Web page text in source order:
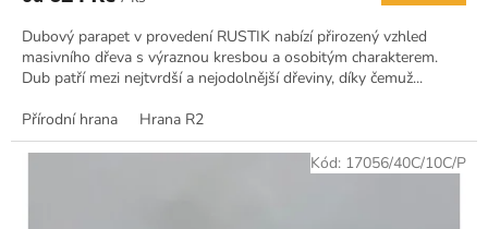
Dubový parapet v provedení RUSTIK nabízí přirozený vzhled
masivního dřeva s výraznou kresbou a osobitým charakterem.
Dub patří mezi nejtvrdší a nejodolnější dřeviny, díky čemuž...
Přírodní hrana
Hrana R2
Kód: 17056/40C/10C/P